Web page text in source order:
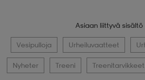
Asiaan liittyvä sisältö
Vesipulloja Urheiluvaatteet
Nyheter Treeni Treenitarvikkeet